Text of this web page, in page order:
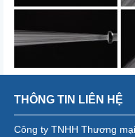
THÔNG TIN LIÊN HỆ
Công ty TNHH Thương